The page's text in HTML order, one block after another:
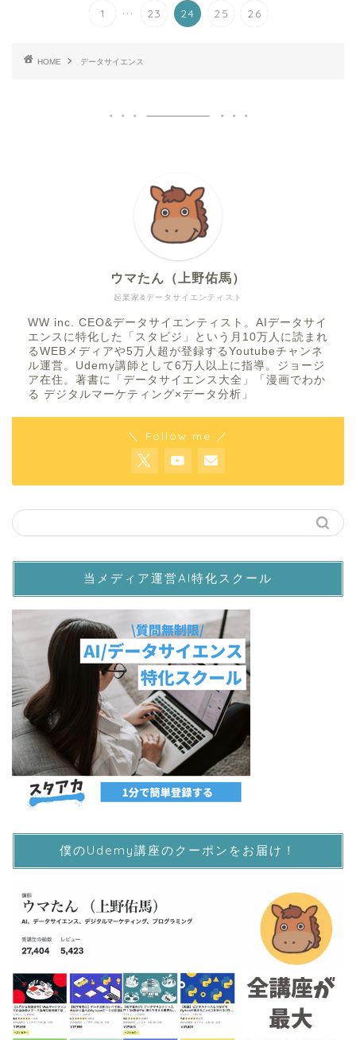
1 ... 23 24 25 26
HOME データサイエンス
起業家&データサイエンティスト
ウマたん（上野佑馬）
WW inc. CEO&データサイエンティスト。AIデータサイ
エンスに特化した「スタビジ」という月10万人に読まれ
るWEBメディアや5万人超が登録するYoutubeチャンネ
ル運営。Udemy講師として6万人以上に指導。ジョージ
ア在住。著書に「データサイエンス大全」「漫画でわか
る デジタルマーケティング×データ分析」
＼ Follow me ／
当メディア運営AI特化スクール
僕のUdemy講座のクーポンをお届け！